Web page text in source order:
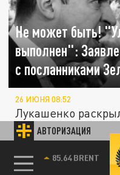
АВТОРИЗАЦИЯ
85.64 BRENT
Не может быть!
выполнен":
с посланниками
26 ИЮНЯ 08:52
Лукашенко
подробности
Зеленского.